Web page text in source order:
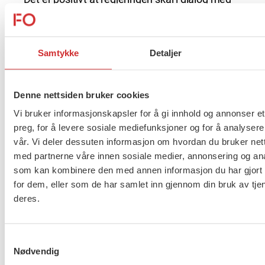
Samtykke Detaljer
Denne nettsiden bruker cookies
Vi bruker informasjonskapsler for å gi innhold og annonser
preg, for å levere sosiale mediefunksjoner og for å
vår. Vi deler dessuten informasjon om hvordan du bruker
med partnerne våre innen sosiale medier, annonsering og
som kan kombinere den med annen informasjon du har gjort
for dem, eller som de har samlet inn gjennom din bruk av
deres.
Nødvendig
kommunene og kartlegge behovet og følge dette
bekymret. Fordi vi allerede nå ser store kutt i
Et eksempel er Asker kommune, hvor FO-
medlemmene Aina og Wenche risikerer å miste
jobbene sine. I mars ble de kåret til årets
sosialarbeidereoghyllet, blant annet
påkommunens egne sider.
LES MER:I mars ble de årets sosialarbeidere. Nå
kan de miste jobben
det i hvert fall ikke er lurt når mobbingen øker, flere